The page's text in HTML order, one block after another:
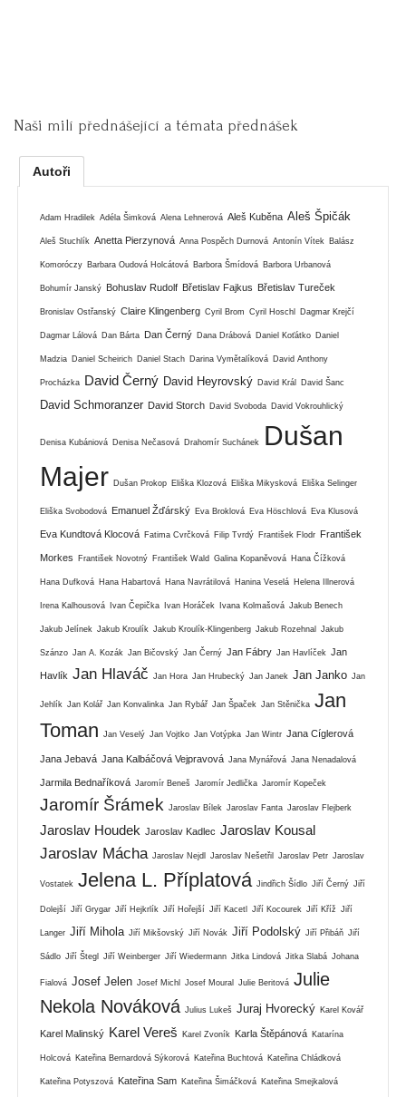
Naši milí přednášející a témata přednášek
Autoři
Adam Hradilek Adéla Šimková Alena Lehnerová Aleš Kuběna Aleš Špičák
Aleš Stuchlík Anetta Pierzynová Anna Pospěch Durnová Antonín Vítek Balász
Komoróczy Barbara Oudová Holcátová Barbora Šmídová Barbora Urbanová
Bohumír Janský Bohuslav Rudolf Břetislav Fajkus Břetislav Tureček
Bronislav Ostřanský Claire Klingenberg Cyril Brom Cyril Hoschl Dagmar Krejčí
Dagmar Lálová Dan Bárta Dan Černý Dana Drábová Daniel Koťátko Daniel
Madzia Daniel Scheirich Daniel Stach Darina Vymětalíková David Anthony
Procházka David Černý David Heyrovský David Král David Šanc
David Schmoranzer David Storch David Svoboda David Vokrouhlický
Denisa Kubániová Denisa Nečasová Drahomír Suchánek
Dušan
Majer Dušan Prokop Eliška Klozová Eliška Mikysková Eliška Selinger
Eliška Svobodová Emanuel Žďárský Eva Broklová Eva Höschlová Eva Klusová
Eva Kundtová Klocová Fatima Cvrčková Filip Tvrdý František Flodr František
Morkes František Novotný František Wald Galina Kopaněvová Hana Čížková
Hana Dufková Hana Habartová Hana Navrátilová Hanina Veselá Helena Illnerová
Irena Kalhousová Ivan Čepička Ivan Horáček Ivana Kolmašová Jakub Benech
Jakub Jelínek Jakub Kroulík Jakub Kroulík-Klingenberg Jakub Rozehnal Jakub
Szánzo Jan A. Kozák Jan Bičovský Jan Černý Jan Fábry Jan Havlíček Jan
Havlík Jan Hlaváč Jan Hora Jan Hrubecký Jan Janek Jan Janko Jan
Jehlík Jan Kolář Jan Konvalinka Jan Rybář Jan Špaček Jan Stěnička Jan
Toman
Jan Veselý Jan Vojtko Jan Votýpka Jan Wintr Jana Cíglerová
Jana Jebavá Jana Kalbáčová Vejpravová Jana Mynářová Jana Nenadalová
Jarmila Bednaříková Jaromír Beneš Jaromír Jedlička Jaromír Kopeček
Jaromír Šrámek Jaroslav Bílek Jaroslav Fanta Jaroslav Flejberk
Jaroslav Houdek Jaroslav Kadlec Jaroslav Kousal
Jaroslav Mácha Jaroslav Nejdl Jaroslav Nešetřil Jaroslav Petr Jaroslav
Vostatek Jelena L. Příplatová Jindřich Šídlo Jiří Černý Jiří
Dolejší Jiří Grygar Jiří Hejkrlík Jiří Hořejší Jiří Kacetl Jiří Kocourek Jiří Kříž Jiří
Langer Jiří Mihola Jiří Mikšovský Jiří Novák Jiří Podolský Jiří Přibáň Jiří
Sádlo Jiří Štegl Jiří Weinberger Jiří Wiedermann Jitka Lindová Jitka Slabá Johana
Fialová Josef Jelen Josef Michl Josef Moural Julie Beritová Julie
Nekola Nováková Julius Lukeš Juraj Hvorecký Karel Kovář
Karel Malinský Karel Vereš Karel Zvoník Karla Štěpánová Katarína
Holcová Kateřina Bernardová Sýkorová Kateřina Buchtová Kateřina Chládková
Kateřina Potyszová Kateřina Sam Kateřina Šimáčková Kateřina Smejkalová